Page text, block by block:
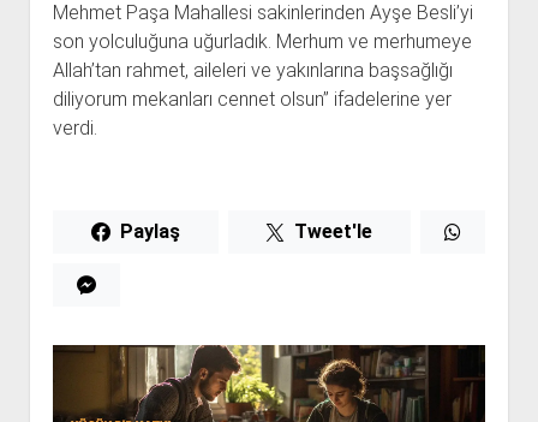
Mehmet Paşa Mahallesi sakinlerinden Ayşe Besli’yi
son yolculuğuna uğurladık. Merhum ve merhumeye
Allah’tan rahmet, aileleri ve yakınlarına başsağlığı
diliyorum mekanları cennet olsun” ifadelerine yer
verdi.
Paylaş Tweet'le